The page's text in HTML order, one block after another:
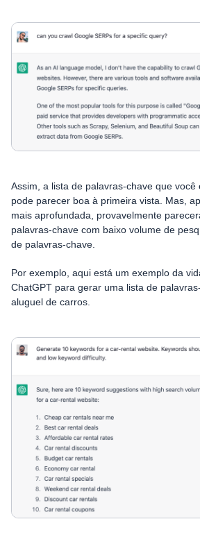
Assim, a lista de palavras-chave que você
pode parecer boa à primeira vista. Mas,
mais aprofundada, provavelmente
palavras-chave com baixo volume de
de palavras-chave.
Por exemplo, aqui está um exemplo da
ChatGPT para gerar uma lista de
aluguel de carros.